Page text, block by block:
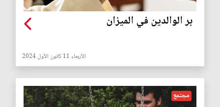
بر الوالدين في الميزان
الأربعاء 11 كانون الأول 2024
مجتمع